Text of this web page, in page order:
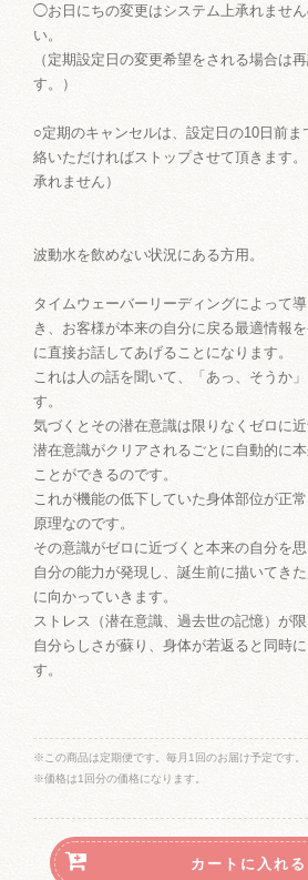
◯お日にちの変更はシステム上承れませ
い。
（定期設定日の変更希望をされる場合は
す。）
○定期のキャンセルは、設定日の10日前ま
絡いただければストップさせて頂きます
承れません）
波動水を飲めない状況にある方用。
タイムウェーバーリーディングによって
き、お客様が本来の自分に戻る最適情報
に直接お話してあげることになります。
これは人の話を聞いて、「あっ、そうか
す。
気づくとその潜在意識は限りなくゼロに近
潜在意識がクリアされるごとに自動的に
ことができるのです。
これが機能の低下していた身体部位が正
原理なのです。
その意識がゼロに近づくと本来の自分を
自分の能力が発現し、誕生前に描いてき
に向かっていきます。
ストレス（潜在意識、過去世の記憶）が限
自分らしさが蘇り、身体が若返ると同時
す。
※この商品は定期便です。毎月1回のお届け予定です。
※価格は1回分の価格になります。